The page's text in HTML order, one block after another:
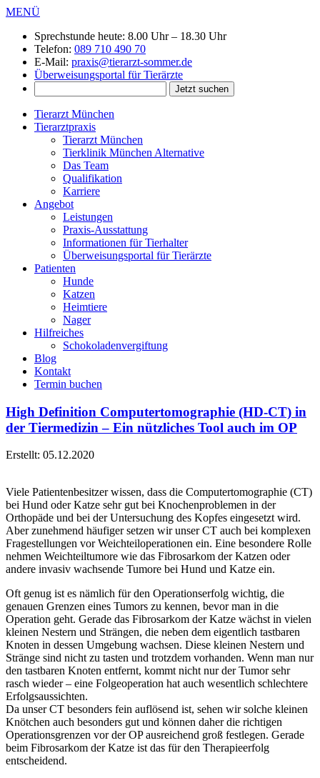
MENÜ
Sprechstunde heute: 8.00 Uhr – 18.30 Uhr
Telefon: 089 710 490 70
E-Mail: praxis@tierarzt-sommer.de
Überweisungsportal für Tierärzte
Tierarzt München
Tierarztpraxis
Tierarzt München
Tierklinik München Alternative
Das Team
Qualifikation
Karriere
Angebot
Leistungen
Praxis-Ausstattung
Informationen für Tierhalter
Überweisungsportal für Tierärzte
Patienten
Hunde
Katzen
Heimtiere
Nager
Hilfreiches
Schokoladenvergiftung
Blog
Kontakt
Termin buchen
High Definition Computertomographie (HD-CT) in
der Tiermedizin – Ein nützliches Tool auch im OP
Erstellt: 05.12.2020
Viele Patientenbesitzer wissen, dass die Computertomographie (CT)
bei Hund oder Katze sehr gut bei Knochenproblemen in der
Orthopäde und bei der Untersuchung des Kopfes eingesetzt wird.
Aber zunehmend häufiger setzen wir unser CT auch bei komplexen
Fragestellungen vor Weichteiloperationen ein. Eine besondere Rolle
nehmen Weichteiltumore wie das Fibrosarkom der Katzen oder
andere invasiv wachsende Tumore bei Hund und Katze ein.
Oft genug ist es nämlich für den Operationserfolg wichtig, die
genauen Grenzen eines Tumors zu kennen, bevor man in die
Operation geht. Gerade das Fibrosarkom der Katze wächst in vielen
kleinen Nestern und Strängen, die neben dem eigentlich tastbaren
Knoten in dessen Umgebung wachsen. Diese kleinen Nestern und
Stränge sind nicht zu tasten und trotzdem vorhanden. Wenn man nur
den tastbaren Knoten entfernt, kommt nicht nur der Tumor sehr
rasch wieder – eine Folgeoperation hat auch wesentlich schlechtere
Erfolgsaussichten.
Da unser CT besonders fein auflösend ist, sehen wir solche kleinen
Knötchen auch besonders gut und können daher die richtigen
Operationsgrenzen vor der OP ausreichend groß festlegen. Gerade
beim Fibrosarkom der Katze ist das für den Therapieerfolg
entscheidend.